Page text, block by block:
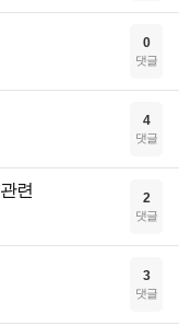
0
댓글
4
댓글
련 2
댓글
3
댓글